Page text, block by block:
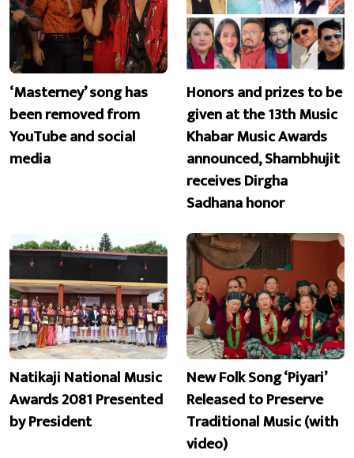
‘Masterney’ song has
been removed from
YouTube and social
media
Honors and prizes to be
given at the 13th Music
Khabar Music Awards
announced, Shambhujit
receives Dirgha
Sadhana honor
Natikaji National Music
Awards 2081 Presented
by President
New Folk Song ‘Piyari’
Released to Preserve
Traditional Music (with
video)